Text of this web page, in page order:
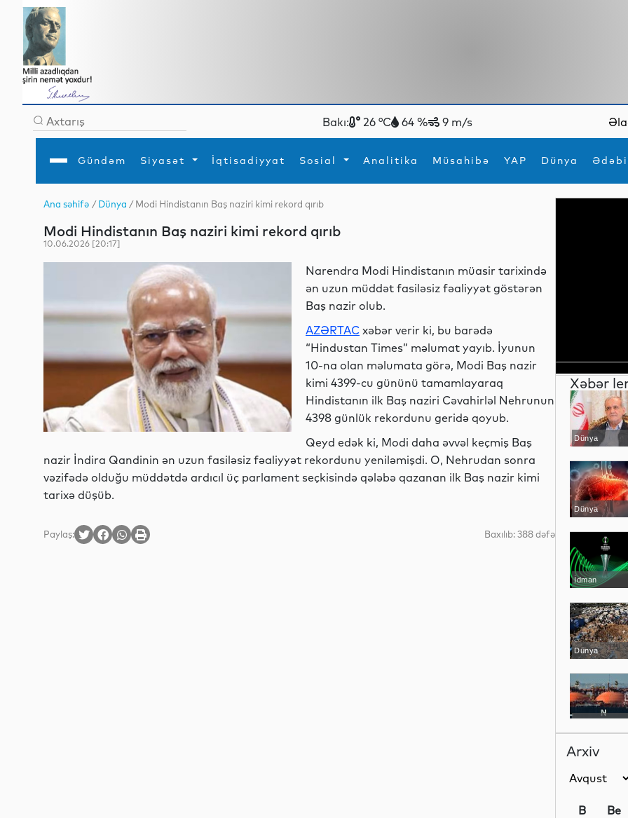
Bakı: 26 °C 64 % 9 m/s
Gündəm Siyasət İqtisadiyyat Sosial Analitika Müsahibə YAP Dünya
Gündəm
İqtisadiyyat
Analitika
MEDİA
Xarici siyasətTurizm
Hadisə
İdman
Ana səhifə /Dünya / Modi Hindistanın Baş naziri kimi rekord qırıb
Modi Hindistanın Baş naziri kimi rekord qırıb
10.06.2026 [20:17]
Narendra Modi Hindistanın müasir tarixində
ən uzun müddət fasiləsiz fəaliyyət göstərən
Baş nazir olub.
AZƏRTAC xəbər verir ki, bu barədə
“Hindustan Times” məlumat yayıb. İyunun
10-na olan məlumata görə, Modi Baş nazir
kimi 4399-cu gününü tamamlayaraq
Hindistanın ilk Baş naziri Cəvahirləl Nehrunun
4398 günlük rekordunu geridə qoyub.
Qeyd edək ki, Modi daha əvvəl keçmiş Baş
nazir İndira Qandinin ən uzun fasiləsiz fəaliyyət rekordunu yeniləmişdi. O, Nehrudan sonra
vəzifədə olduğu müddətdə ardıcıl üç parlament seçkisində qələbə qazanan ilk Baş nazir kimi
tarixə düşüb.
Paylaş: Baxılıb: 388 dəfə
Xəbər
Dünya
Dünya
İdman
Dünya
Dünya
Arxiv
B Be